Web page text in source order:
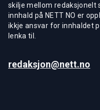
skilje mellom
innhald på NETT NO er
ikkje ansvar for innhaldet
lenka til.
redaksjon@nett.no